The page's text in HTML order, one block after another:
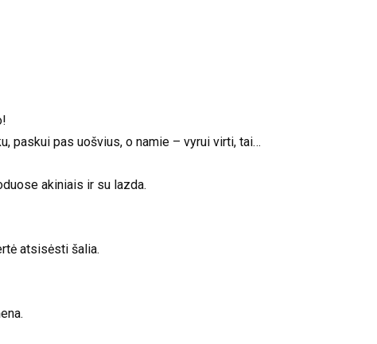
paskui pas uošvius, o namie – vyrui virti, tai…
akiniais ir su lazda.
atsisėsti šalia.